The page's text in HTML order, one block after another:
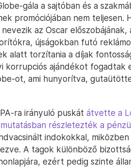
gála a sajtóban és a
promóciójában nem teljesen.
az Oscar előszobájának,
újságokban futó
alatt torzítania a díjak
korrupciós ajándékot fogadtak
ot, ami hunyorítva,
ra irányuló puskát átvette a
részletezték a
indokokkal, miközben
A tagok különböző
ezért pedig szinte